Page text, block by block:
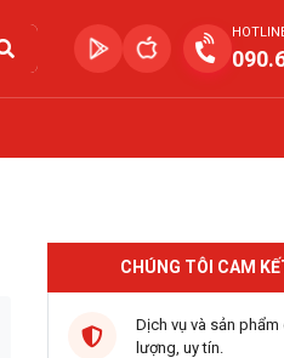
CHÚNG TÔI CAM
Dịch vụ và sản phẩm
lượng, uy tín.